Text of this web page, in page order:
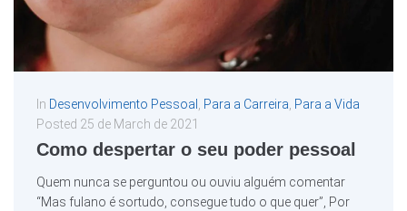
In Desenvolvimento Pessoal , Para a Carreira, Para a Vida
Posted 25 de March de 2021
Como despertar o seu poder pessoal
Quem nunca se perguntou ou ouviu alguém comentar
“Mas fulano é sortudo, consegue tudo o que quer”, Por